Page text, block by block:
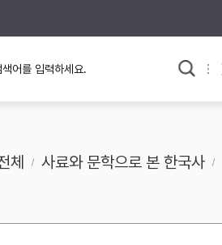
사료와 문학으로 본
고대
조선 후기
체 사료와 문학으로 본 한국사